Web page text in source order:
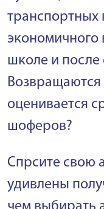
транспортных
экономичного
школе и после
Возвращаются
оценивается
шоферов?
Спрсите свою
удивлены